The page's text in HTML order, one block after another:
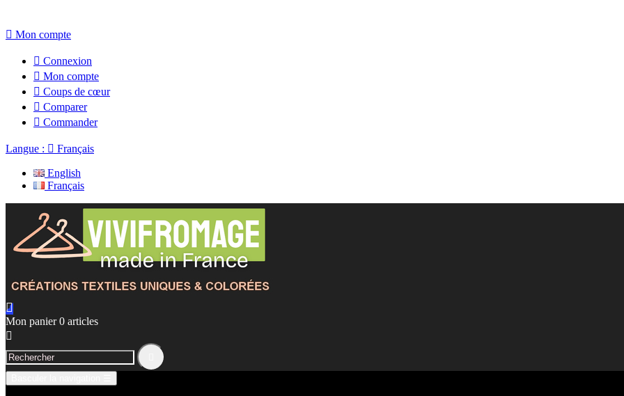
 Mon compte
 Connexion
 Mon compte
 Coups de cœur
 Comparer
 Commander
Langue :  Français
English
Français

Mon panier 0 articles
